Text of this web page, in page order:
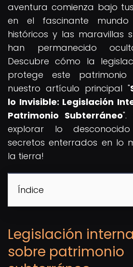
aventura comienza bajo
en el fascinante
históricos y las maravillas
han permanecido
Descubre cómo la
protege este patrimonio
nuestro artículo principal "
lo Invisible: Legislación
Patrimonio Subterráneo".
explorar lo
secretos enterrados en lo
la tierra!
Índice
Legislación
sobre patrimonio